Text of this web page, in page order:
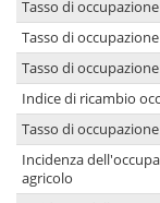
Tasso di
Tasso di
Tasso di occupazione
Indice di ricambio
Tasso di
Incidenza
agricolo